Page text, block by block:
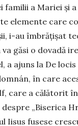
a Mariei și
elemente care
i-au îmbrățișat
găsi o dovadă
ajuns la De
în care
care a călă­torit
„Bise­rica
Iisus fu­sese